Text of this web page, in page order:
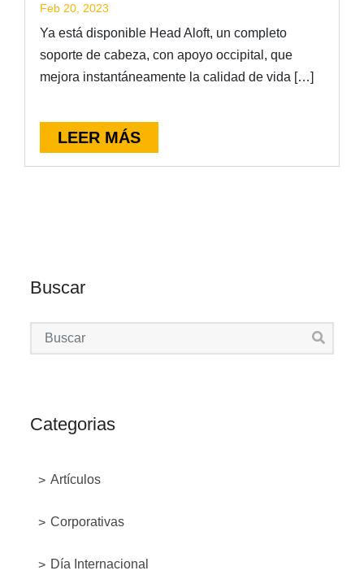
Feb 20, 2023
Ya está disponible Head Aloft, un completo
soporte de cabeza, con apoyo occipital, que
mejora instantáneamente la calidad de vida […]
LEER MÁS
Buscar
Categorias
Artículos
Corporativas
Día Internacional